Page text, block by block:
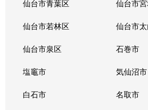
仙台市青葉区 仙台市
仙台市若林区 仙台市
仙台市泉区 石巻市
塩竈市 気仙沼市
白石市 名取市